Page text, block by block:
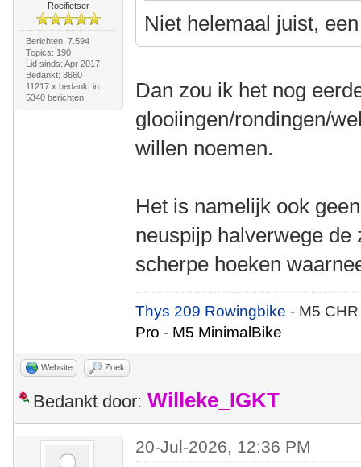
Roeifietser
Berichten: 7.594
Topics: 190
Lid sinds: Apr 2017
Bedankt: 3660
11217 x bedankt in
5340 berichten
Niet helemaal juist,
Dan zou ik het nog
glooiingen/rondingen/
willen noemen.
Het is namelijk ook
neuspijp halverwege
scherpe hoeken
Thys 209 Rowingbike- M5
Pro - M5 MinimalBike
Website Zoek
Bedankt door: Willeke_IGKT
20-Jul-2026, 12:36 PM